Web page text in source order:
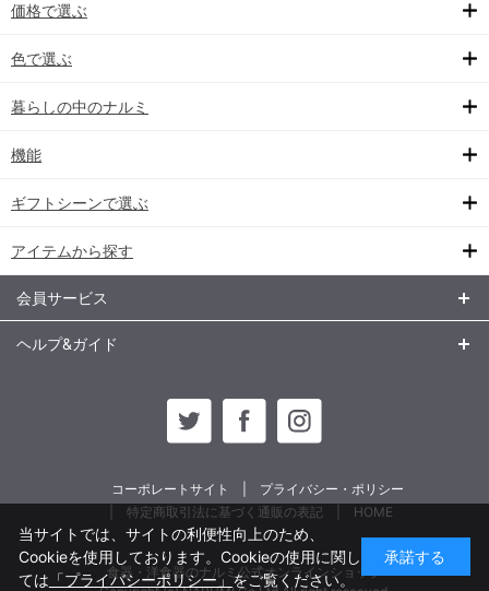
価格で選ぶ
色で選ぶ
暮らしの中のナルミ
機能
ギフトシーンで選ぶ
アイテムから探す
会員サービス
ヘルプ&ガイド
コーポレートサイト
プライバシー・ポリシー
特定商取引法に基づく通販の表記
HOME
食器・洋食器のナルミ公式オンラインショップ
当サイトでは、サイトの利便性向上のため、
Cookieを使用しております。Cookieの使用に関し
ては 「プライバシーポリシー」をご覧ください。
承諾する